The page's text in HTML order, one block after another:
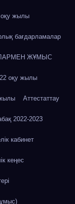
оқу жылы
бағдарламалар
ЖҰМЫС
оқу жылы
Аттестаттау
2022-2023
кабинет
кеңес